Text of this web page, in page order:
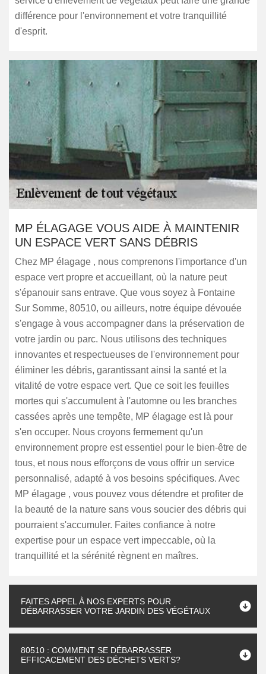
différence pour l'environnement et votre tranquillité
d'esprit.
MP ÉLAGAGE VOUS AIDE À MAINTENIR
UN ESPACE VERT SANS DÉBRIS
Chez MP élagage , nous comprenons l'importance d'un
espace vert propre et accueillant, où la nature peut
s'épanouir sans entrave. Que vous soyez à Fontaine
Sur Somme, 80510, ou ailleurs, notre équipe dévouée
s'engage à vous accompagner dans la préservation de
votre jardin ou parc. Nous utilisons des techniques
innovantes et respectueuses de l'environnement pour
éliminer les débris, garantissant ainsi la santé et la
vitalité de votre espace vert. Que ce soit les feuilles
mortes qui s'accumulent à l'automne ou les branches
cassées après une tempête, MP élagage est là pour
s'en occuper. Nous croyons fermement qu'un
environnement propre est essentiel pour le bien-être de
tous, et nous nous efforçons de vous offrir un service
personnalisé, adapté à vos besoins spécifiques. Avec
MP élagage , vous pouvez vous détendre et profiter de
la beauté de la nature sans vous soucier des débris qui
pourraient s'accumuler. Faites confiance à notre
expertise pour un espace vert impeccable, où la
tranquillité et la sérénité règnent en maîtres.
FAITES APPEL À NOS EXPERTS POUR
DÉBARRASSER VOTRE JARDIN DES VÉGÉTAUX
80510 : COMMENT SE DÉBARRASSER
EFFICACEMENT DES DÉCHETS VERTS?